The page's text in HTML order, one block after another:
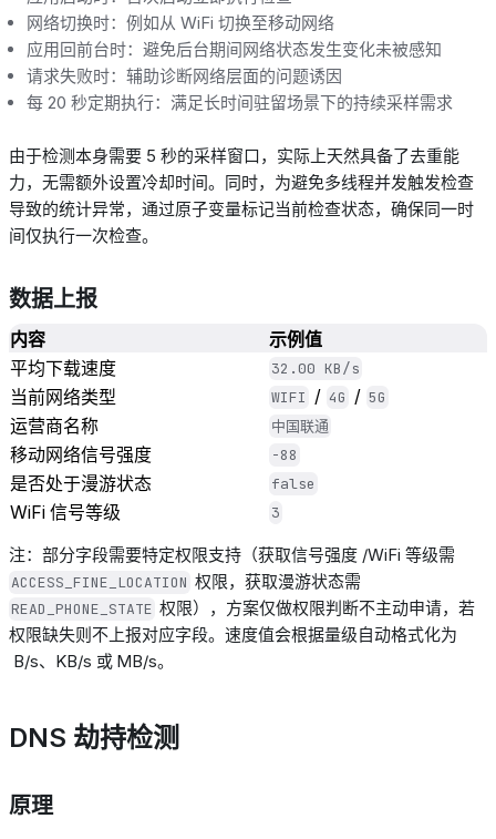
网络切换时：例如从 WiFi 切换至移动网络
应用回前台时：避免后台期间网络状态发生变化未被感知
请求失败时：辅助诊断网络层面的问题诱因
每 20 秒定期执行：满足长时间驻留场景下的持续采样需求
由于检测本身需要 5 秒的采样窗口，实际上天然具备了去重能
力，无需额外设置冷却时间。同时，为避免多线程并发触发检查
导致的统计异常，通过原子变量标记当前检查状态，确保同一时
间仅执行一次检查。
数据上报
内容
示例值
平均下载速度
32.00 KB/s
当前网络类型 WIFI / 4G / 5G
运营商名称 中国联通
移动网络信号强度 -88
是否处于漫游状态 false
WiFi 信号等级 3
注：部分字段需要特定权限支持（获取信号强度 /WiFi 等级需
ACCESS_FINE_LOCATION 权限，获取漫游状态需
READ_PHONE_STATE 权限）
，方案仅做权限判断不主动申请，若
权限缺失则不上报对应字段。速度值会根据量级自动格式化为
B/s、 KB/s 或 MB/s。
DNS 劫持检测
原理